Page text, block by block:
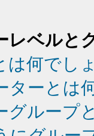
レベルと
は何でし
ターとは
グループ